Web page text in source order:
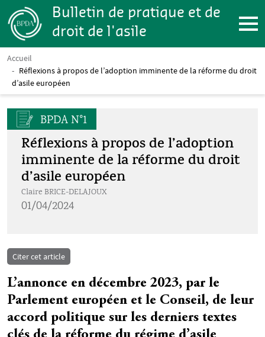
Aller au contenu principal
Bulletin de pratique et de
droit de l'asile
Fil d'Ariane
Accueil
Réflexions à propos de l’adoption imminente de la réforme du droit
d’asile européen
BPDA N°1
Réflexions à propos de l’adoption
imminente de la réforme du droit
d’asile européen
pdf
Claire BRICE-DELAJOUX
01/04/2024
Citer cet article
Résumé
L’annonce en décembre 2023, par le
Parlement européen et le Conseil, de leur
accord politique sur les derniers textes